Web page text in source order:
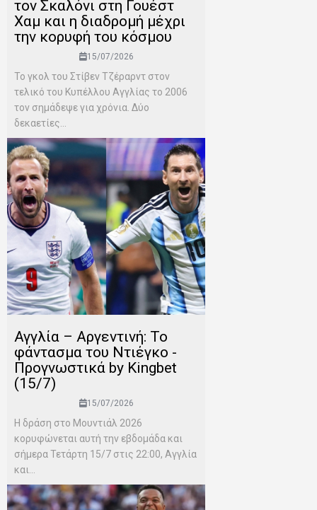
τον Σκαλόνι στη Γουέστ
Χαμ και η διαδρομή μέχρι
την κορυφή του κόσμου
15/07/2026
Το γκολ του Στίβεν Τζέραρντ στον
τελικό του Κυπέλλου Αγγλίας το 2006
τον σημάδεψε για χρόνια. Δύο
δεκαετίες...
Αγγλία – Αργεντινή: Το
φάντασμα του Ντιέγκο -
Προγνωστικά by Kingbet
(15/7)
15/07/2026
Η δράση στο Μουντιάλ 2026
κορυφώνεται αυτή την εβδομάδα και
σήμερα Τετάρτη 15/7 στις 22:00, Αγγλία
και...